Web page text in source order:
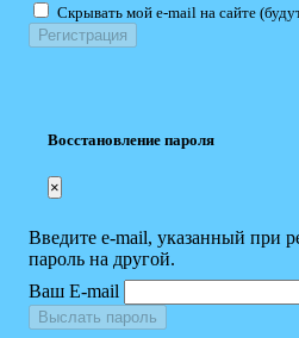
Скрывать мой e-mail на сайте
Восстановление пароля
×
Введите e-mail, указанный при
пароль на другой.
Ваш E-mail
Выслать пароль